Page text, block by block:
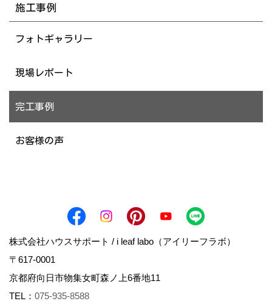
施工事例
フォトギャラリー
現場レポート
完工事例
お客様の声
株式会社ハウスサポート / i leaf labo（アイリーフラボ）
〒617-0001
京都府向日市物集女町森ノ上6番地11
TEL： 075-935-8588